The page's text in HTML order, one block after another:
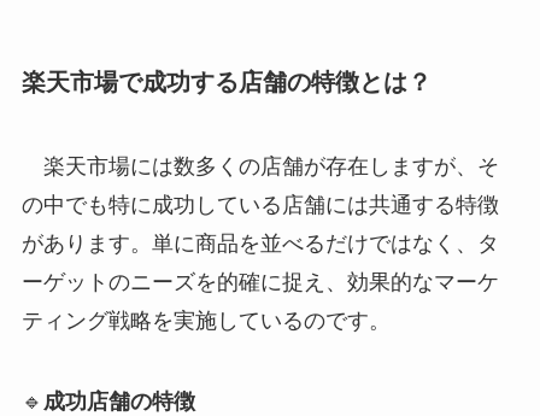
楽天市場で成功する店舗の特徴とは？
楽天市場には数多くの店舗が存在しますが、そ
の中でも特に成功している店舗には共通する特徴
があります。単に商品を並べるだけではなく、タ
ーゲットのニーズを的確に捉え、効果的なマーケ
ティング戦略を実施しているのです。
🔹 成功店舗の特徴